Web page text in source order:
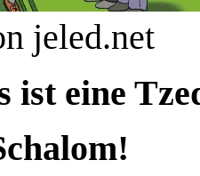
jeled.net
ist eine